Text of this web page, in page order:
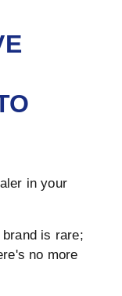
in your
brand is rare;
no more